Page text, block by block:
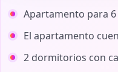
Apartamento para
El apartamento
2 dormitorios con